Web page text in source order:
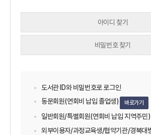
아이디 찾기
비밀번호 찾기
도서관 ID와 비밀번호로 로그인
동문회원(연회비 납입 졸업생)
바로가기
일반회원/특별회원(연회비 납입 지역주민)
외부이용자/과정교육생/협약기관/경북대